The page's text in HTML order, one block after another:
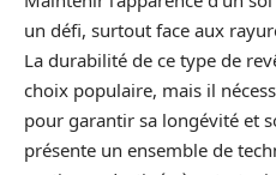
un défi, surtout face aux
La durabilité de ce type de
choix populaire, mais il
pour garantir sa longévité et
présente un ensemble de